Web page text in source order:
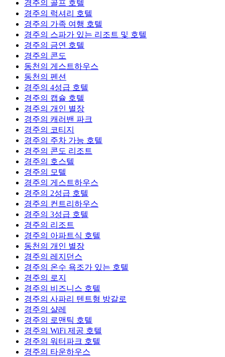
경주의 골프 호텔
경주의 럭셔리 호텔
경주의 가족 여행 호텔
경주의 스파가 있는 리조트 및 호텔
경주의 금연 호텔
경주의 콘도
동천의 게스트하우스
동천의 펜션
경주의 4성급 호텔
경주의 캡슐 호텔
경주의 개인 별장
경주의 캐러밴 파크
경주의 코티지
경주의 주차 가능 호텔
경주의 콘도 리조트
경주의 호스텔
경주의 모텔
경주의 게스트하우스
경주의 2성급 호텔
경주의 컨트리하우스
경주의 3성급 호텔
경주의 리조트
경주의 아파트식 호텔
동천의 개인 별장
경주의 레지던스
경주의 온수 욕조가 있는 호텔
경주의 로지
경주의 비즈니스 호텔
경주의 사파리 텐트형 방갈로
경주의 샬레
경주의 로맨틱 호텔
경주의 WiFi 제공 호텔
경주의 워터파크 호텔
경주의 타운하우스